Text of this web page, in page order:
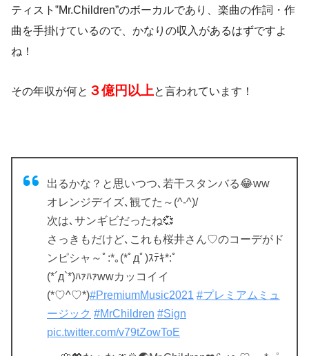
ティスト‟Mr.Children”のボーカルであり、楽曲の作詞・作
曲を手掛けているので、かなりの収入があるはずですよ
ね！
その年収が何と ３億円以上と言われています！
出るかな？と思いつつ､若干スタンバる😂ww
オレンジデイズ､観てた～(^-^)/
次は､サンギビだったね💞
さっきもだけど､これも桜井さん♡のコーデがド
ンピシャ～ﾟ:*｡(*ﾟдﾟ)ｽﾃｷ*:ﾟ
(*´д`*)ﾊｧﾊｧwwカッコイイ
(*♡^♡*)#PremiumMusic2021 #プレミアムミュ
ージック #MrChildren #Sign
pic.twitter.com/v79tZowToE